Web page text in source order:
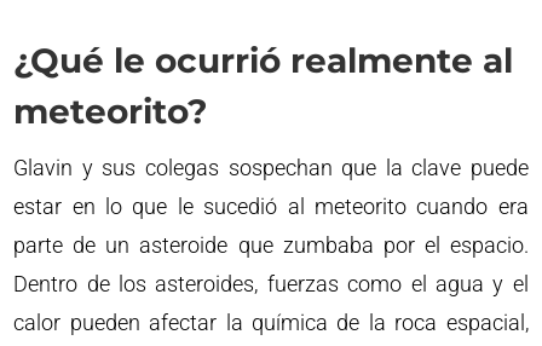
¿Qué le ocurrió realmente al
meteorito?
Glavin y sus colegas sospechan que la clave puede
estar en lo que le sucedió al meteorito cuando era
parte de un asteroide que zumbaba por el espacio.
Dentro de los asteroides, fuerzas como el agua y el
calor pueden afectar la química de la roca espacial,